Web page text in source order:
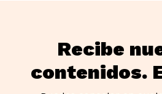
Recibe
contenidos.